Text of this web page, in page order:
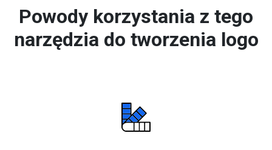
Powody korzystania z tego
narzędzia do tworzenia logo